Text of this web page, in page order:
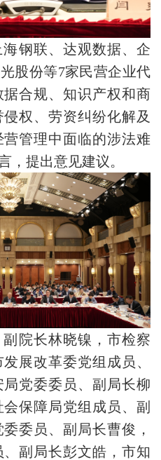
钢联、达观数据、企
股份等7家民营企业代
合规、知识产权和商
权、劳资纠纷化解及
管理中面临的涉法难
，提出意见建议。
院长林晓镍，市检察
展改革委党组成员、
党委委员、副局长柳
保障局党组成员、副
委员、副局长曹俊，
副局长彭文皓，市知